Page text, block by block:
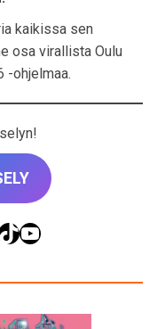
kaikissa sen
osa virallista Oulu
-ohjelmaa.
YouTube